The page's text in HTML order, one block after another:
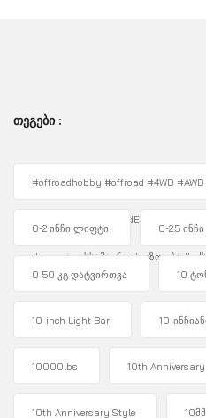
ᲗᲔᲒᲔᲑᲘ :
#offroadhobby #offroad #4WD
#4WDUnity #OffRoadEquipment
#ფოლადისსამაგრი #უგზოობა
0-2 ინჩი ლიფტი 0-2.5
0-50 კგ დატვირთვა 10
10-inch Light Bar 10-
10000lbs 10th Anniversary
10th Anniversary Style